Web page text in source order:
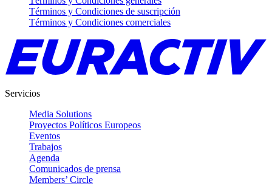
Términos y Condiciones de suscripción
Términos y Condiciones comerciales
Servicios
Media Solutions
Proyectos Políticos Europeos
Eventos
Trabajos
Agenda
Comunicados de prensa
Members’ Circle